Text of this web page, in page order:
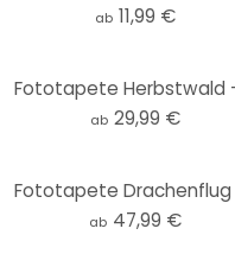
ab 11,99 €
ab 29,99 €
ab 47,99 €